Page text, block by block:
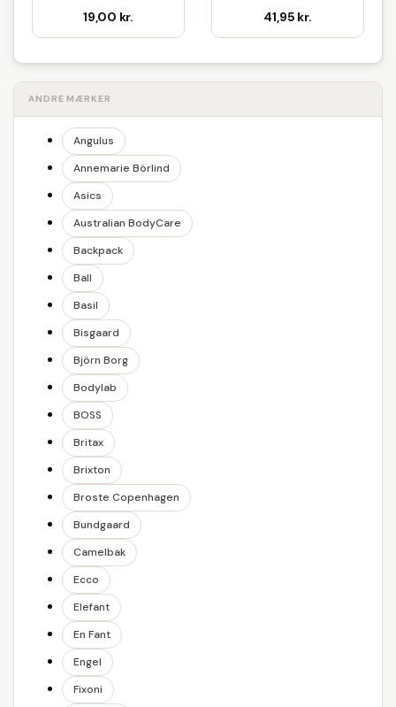
19,00 kr. 41,95 kr.
ANDRE MÆRKER
Angulus
Annemarie Börlind
Asics
Australian BodyCare
Backpack
Ball
Basil
Bisgaard
Björn Borg
Bodylab
BOSS
Britax
Brixton
Broste Copenhagen
Bundgaard
Camelbak
Ecco
Elefant
En Fant
Engel
Fixoni